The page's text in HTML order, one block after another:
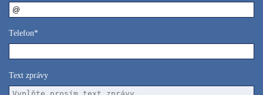
Telefon*
Text zprávy